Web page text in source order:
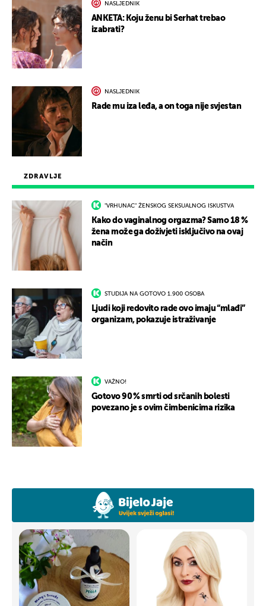
ZDRAVLJE
"VRHUNAC" ŽENSKOG SEKSUALNOG ISKUSTVA
Kako do vaginalnog orgazma? Samo 18 %
žena može ga doživjeti isključivo na ovaj
način
STUDIJA NA GOTOVO 1.900 OSOBA
Ljudi koji redovito rade ovo imaju “mlađi”
organizam, pokazuje istraživanje
VAŽNO!
Gotovo 90 % smrti od srčanih bolesti
povezano je s ovim čimbenicima rizika
NASLJEDNIK
ANKETA: Koju ženu bi Serhat trebao
izabrati?
NASLJEDNIK
Rade mu iza leđa, a on toga nije svjestan